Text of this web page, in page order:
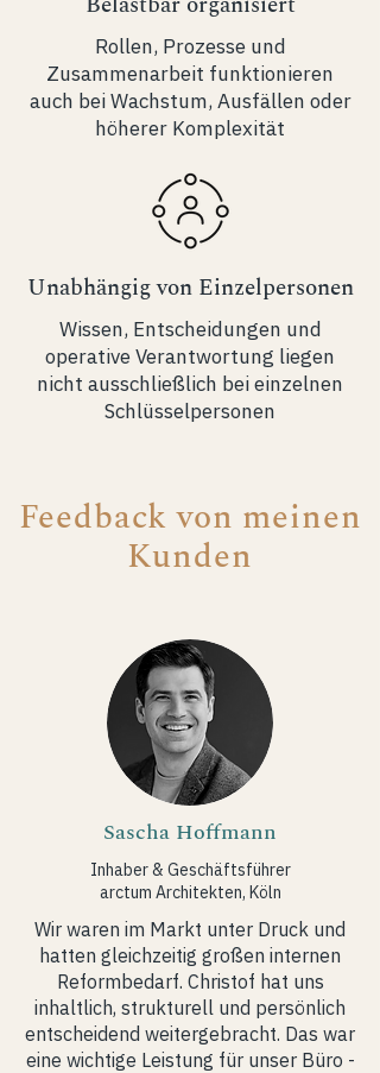
Rollen, Prozesse und
Zusammenarbeit funktionieren
auch bei Wachstum, Ausfällen oder
höherer Komplexität
Unabhängig von Einzelpersonen
Wissen, Entscheidungen und
operative Verantwortung liegen
nicht ausschließlich bei einzelnen
Schlüsselpersonen
Feedback von meinen
Kunden
Sascha Hoffmann
Inhaber & Geschäftsführer
arctum Architekten, Köln
Wir waren im Markt unter Druck und
hatten gleichzeitig großen internen
Reformbedarf. Christof hat uns
inhaltlich, strukturell und persönlich
entscheidend weitergebracht. Das war
eine wichtige Leistung für unser Büro -